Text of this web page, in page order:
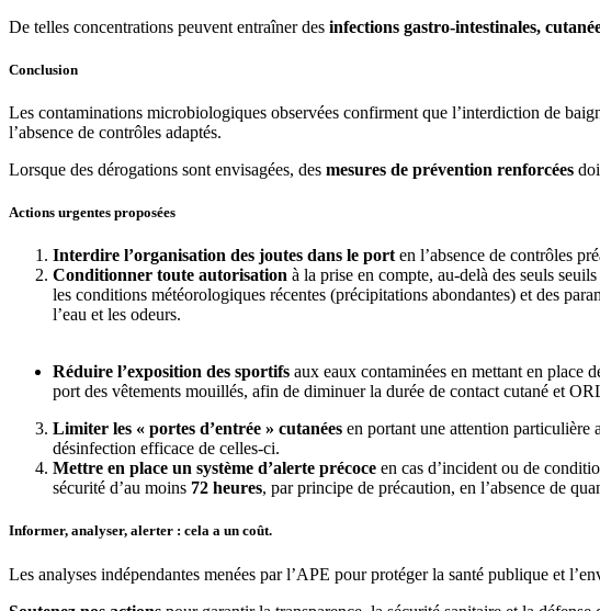
De telles concentrations peuvent entraîner des infections gastro-intestinales,
Conclusion
Les contaminations microbiologiques observées confirment que l’interdiction de
l’absence de contrôles adaptés.
Lorsque des dérogations sont envisagées, des mesures de prévention renforcées
Actions urgentes proposées
Interdire l’organisation des joutes dans le port en l’absence de contrôles
Conditionner toute autorisation à la prise en compte, au-delà des seuls
les conditions météorologiques récentes (précipitations abondantes) et des
l’eau et les odeurs.
Réduire l’exposition des sportifs aux eaux contaminées en mettant en place
port des vêtements mouillés, afin de diminuer la durée de contact cutané et
Limiter les « portes d’entrée » cutanées en portant une attention particulière
désinfection efficace de celles-ci.
Mettre en place un système d’alerte précoce en cas d’incident ou de
sécurité d’au moins 72 heures, par principe de précaution, en l’absence de
Informer, analyser, alerter : cela a un coût.
Les analyses indépendantes menées par l’APE pour protéger la santé publique et